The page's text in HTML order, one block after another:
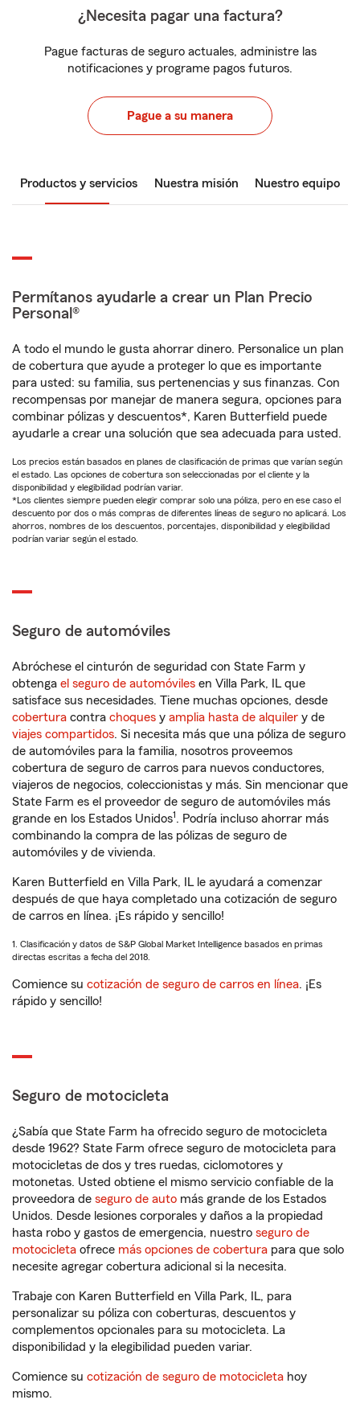
¿Necesita pagar una factura?
Pague facturas de seguro actuales, administre las
notificaciones y programe pagos futuros.
Pague a su manera
Productos y servicios Nuestra misión Nuestro equipo
Permítanos ayudarle a crear un Plan Precio
Personal®
A todo el mundo le gusta ahorrar dinero. Personalice un plan
de cobertura que ayude a proteger lo que es importante
para usted: su familia, sus pertenencias y sus finanzas. Con
recompensas por manejar de manera segura, opciones para
combinar pólizas y descuentos*, Karen Butterfield puede
ayudarle a crear una solución que sea adecuada para usted.
Los precios están basados en planes de clasificación de primas que varían según
el estado. Las opciones de cobertura son seleccionadas por el cliente y la
disponibilidad y elegibilidad podrían variar.
*Los clientes siempre pueden elegir comprar solo una póliza, pero en ese caso el
descuento por dos o más compras de diferentes líneas de seguro no aplicará. Los
ahorros, nombres de los descuentos, porcentajes, disponibilidad y elegibilidad
podrían variar según el estado.
Seguro de automóviles
Abróchese el cinturón de seguridad con State Farm y
obtenga el seguro de automóviles en Villa Park, IL que
satisface sus necesidades. Tiene muchas opciones, desde
cobertura contra choques y amplia hasta de alquiler y de
viajes compartidos. Si necesita más que una póliza de seguro
de automóviles para la familia, nosotros proveemos
cobertura de seguro de carros para nuevos conductores,
viajeros de negocios, coleccionistas y más. Sin mencionar que
State Farm es el proveedor de seguro de automóviles más
grande en los Estados Unidos1. Podría incluso ahorrar más
combinando la compra de las pólizas de seguro de
automóviles y de vivienda.
Karen Butterfield en Villa Park, IL le ayudará a comenzar
después de que haya completado una cotización de seguro
de carros en línea. ¡Es rápido y sencillo!
1. Clasificación y datos de S&P Global Market Intelligence basados en primas
directas escritas a fecha del 2018.
Comience su cotización de seguro de carros en línea. ¡Es
rápido y sencillo!
Seguro de motocicleta
¿Sabía que State Farm ha ofrecido seguro de motocicleta
desde 1962? State Farm ofrece seguro de motocicleta para
motocicletas de dos y tres ruedas, ciclomotores y
motonetas. Usted obtiene el mismo servicio confiable de la
proveedora de seguro de auto más grande de los Estados
Unidos. Desde lesiones corporales y daños a la propiedad
hasta robo y gastos de emergencia, nuestro seguro de
motocicleta ofrece más opciones de cobertura para que solo
necesite agregar cobertura adicional si la necesita.
Trabaje con Karen Butterfield en Villa Park, IL, para
personalizar su póliza con coberturas, descuentos y
complementos opcionales para su motocicleta. La
disponibilidad y la elegibilidad pueden variar.
Comience su cotización de seguro de motocicleta hoy
mismo.